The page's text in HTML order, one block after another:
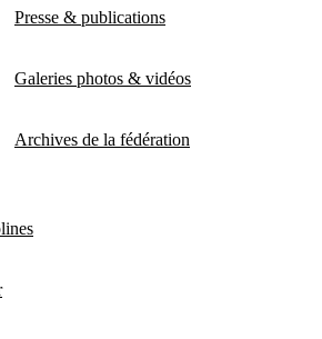
Presse & publications
Galeries photos & vidéos
Archives de la fédération